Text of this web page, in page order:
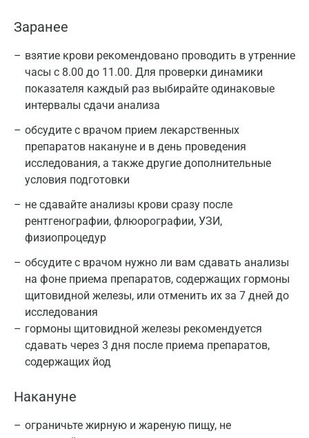
Заранее
взятие крови рекомендовано проводить в утренние
часы с 8.00 до 11.00. Для проверки динамики
показателя каждый раз выбирайте одинаковые
интервалы сдачи анализа
обсудите с врачом прием лекарственных
препаратов накануне и в день проведения
исследования, а также другие дополнительные
условия подготовки
не сдавайте анализы крови сразу после
рентгенографии, флюорографии, УЗИ,
физиопроцедур
обсудите с врачом нужно ли вам сдавать анализы
на фоне приема препаратов, содержащих гормоны
щитовидной железы, или отменить их за 7 дней до
исследования
гормоны щитовидной железы рекомендуется
сдавать через 3 дня после приема препаратов,
содержащих йод
Накануне
ограничьте жирную и жареную пищу, не